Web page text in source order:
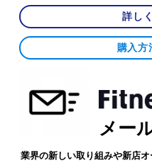
詳し
購入方
メー
業界の新しい取り組みや新店オ